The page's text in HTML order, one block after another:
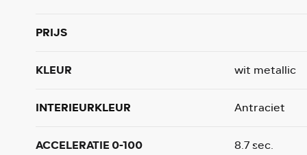
PRIJS
KLEUR wit metallic
INTERIEURKLEUR Antraciet
ACCELERATIE 0-100 8.7 sec.